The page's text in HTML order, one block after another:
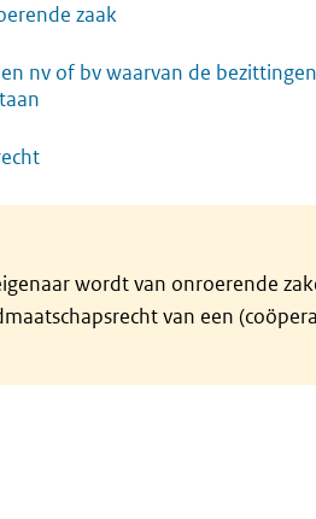
zaak
nv of bv waarvan de
wordt van onroerende
van een